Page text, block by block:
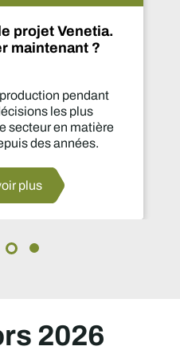
projet Venetia.
maintenant ?
pendant
les plus
secteur en matière
des années.
plus
2026